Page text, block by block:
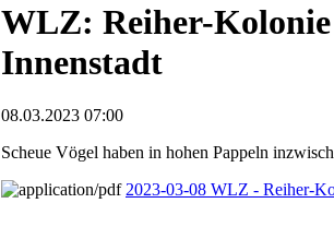
WLZ: Reiher-
Innenstadt
08.03.2023 07:00
Scheue Vögel haben in hohen Pappeln
2023-03-08 WLZ - Reiher-